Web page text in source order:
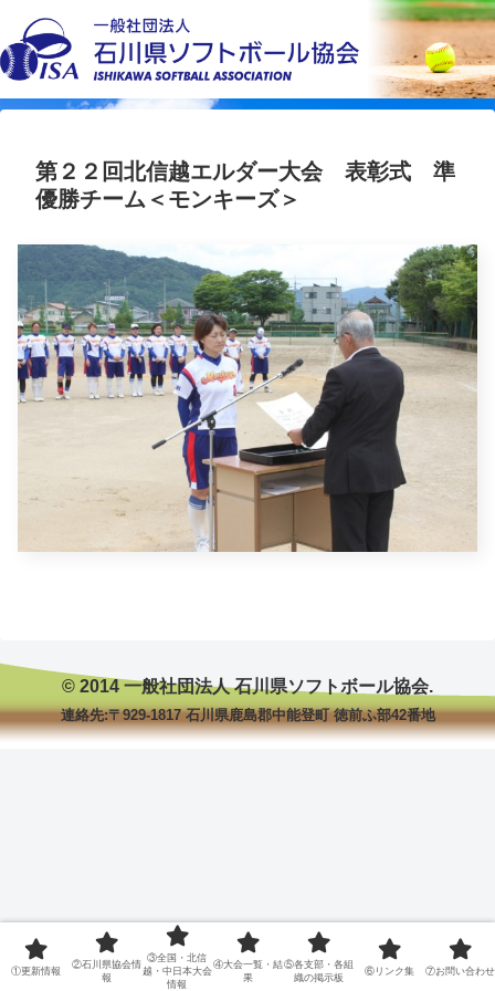
第２２回北信越エルダー大会 表彰式 準
優勝チーム＜モンキーズ＞
© 2014 一般社団法人 石川県ソフトボール協会.
連絡先:〒929-1817 石川県鹿島郡中能登町 徳前ふ部42番地
①更新情報
②石川県協会情
報
③全国・北信
越・中日本大会
情報
④大会一覧・結
果
⑤各支部・各組
織の掲示板
⑥リンク集 ⑦お問い合わせ